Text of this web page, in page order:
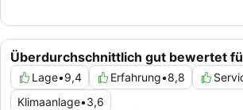
Überdurchschnittlich gut bewertet
Lage•9,4 Erfahrung•8,8
Klimaanlage•3,6